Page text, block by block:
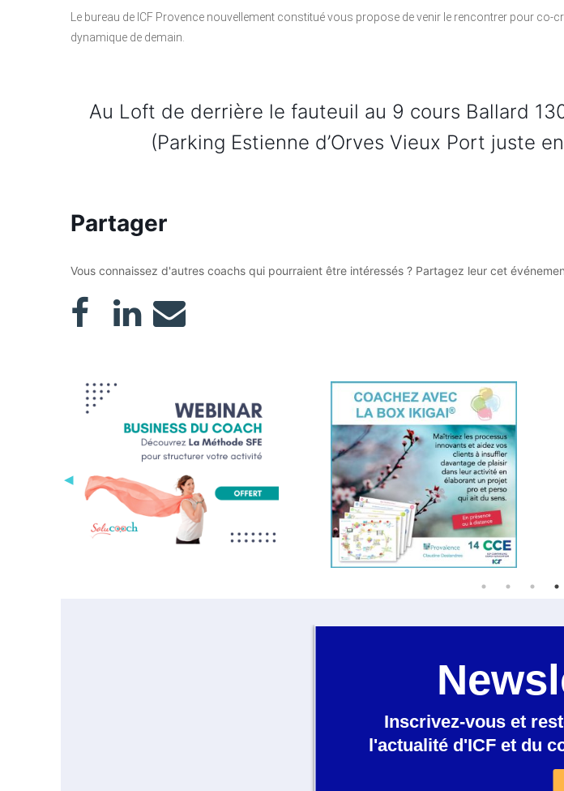
Le bureau de ICF Provence nouvellement constitué vous propose de venir le rencontrer pour co-
dynamique de demain.
Au Loft de derrière le fauteuil au 9 cours Ballard
(Parking Estienne d’Orves Vieux Port juste
Partager
Vous connaissez d'autres coachs qui pourraient être intéressés ? Partagez leur cet